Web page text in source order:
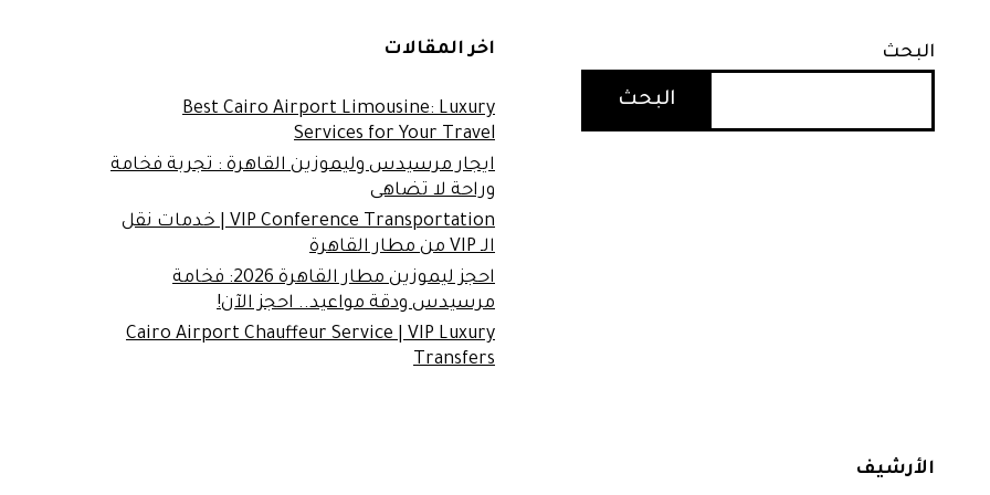
البحث
البحث
اخر المقالات
Best Cairo Airport Limousine: Luxury
Services for Your Travel
ايجار مرسيدس وليموزين القاهرة : تجربة فخامة
وراحة لا تضاهى
VIP Conference Transportation | خدمات نقل
الـ VIP من مطار القاهرة
احجز ليموزين مطار القاهرة 2026: فخامة
مرسيدس ودقة مواعيد.. احجز الآن!
Cairo Airport Chauffeur Service | VIP Luxury
Transfers
الأرشيف